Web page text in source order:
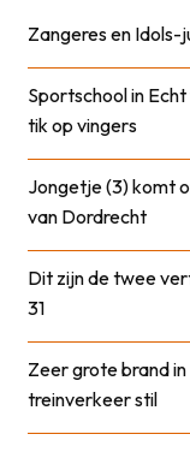
Zangeres en
Sportschool in
tik op vingers
Jongetje (3) komt
van Dordrecht
Dit zijn de twee
31
Zeer grote brand
treinverkeer stil